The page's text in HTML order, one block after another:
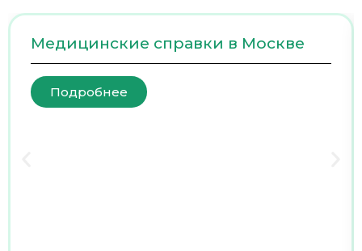
Медицинские справки в Москве
Подробнее